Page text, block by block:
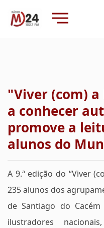
"Viver (com) a
a conhecer
promove a
alunos do
A 9.ª edição do “Viver
235 alunos dos
de Santiago do
ilustradores